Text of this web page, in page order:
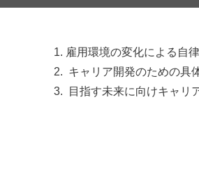
雇用環境の変化による自
キャリア開発のための具
目指す未来に向けキャリ